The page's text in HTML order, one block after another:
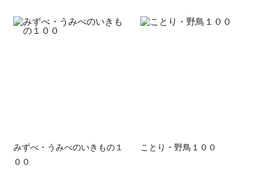
みずべ・うみべのいきもの１
００
ことり・野鳥１００